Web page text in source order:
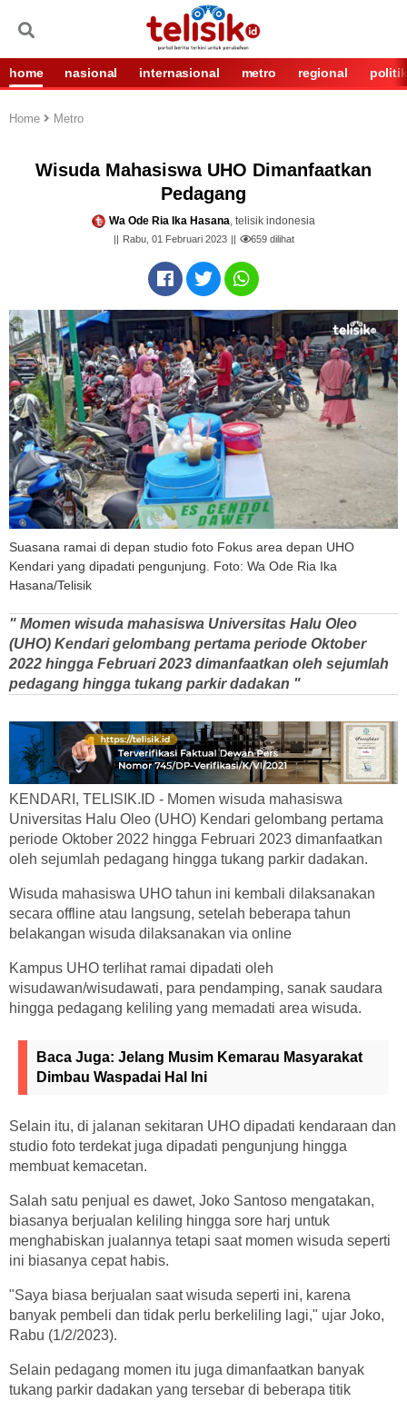
home nasional internasional metro regional politik
Home Metro
Wisuda Mahasiswa UHO Dimanfaatkan
Pedagang
Wa Ode Ria Ika Hasana, telisik indonesia
Rabu, 01 Februari 2023 659dilihat
Suasana ramai di depan studio foto Fokus area depan UHO
Kendari yang dipadati pengunjung. Foto: Wa Ode Ria Ika
Hasana/Telisik
" Momen wisuda mahasiswa Universitas Halu Oleo
(UHO) Kendari gelombang pertama periode Oktober
2022 hingga Februari 2023 dimanfaatkan oleh sejumlah
pedagang hingga tukang parkir dadakan "
KENDARI, TELISIK.ID - Momen wisuda mahasiswa
Universitas Halu Oleo (UHO) Kendari gelombang pertama
periode Oktober 2022 hingga Februari 2023 dimanfaatkan
oleh sejumlah pedagang hingga tukang parkir dadakan.
Wisuda mahasiswa UHO tahun ini kembali dilaksanakan
secara offline atau langsung, setelah beberapa tahun
belakangan wisuda dilaksanakan via online
Kampus UHO terlihat ramai dipadati oleh
wisudawan/wisudawati, para pendamping, sanak saudara
hingga pedagang keliling yang memadati area wisuda.
Baca Juga: Jelang Musim Kemarau Masyarakat
Dimbau Waspadai Hal Ini
Selain itu, di jalanan sekitaran UHO dipadati kendaraan dan
studio foto terdekat juga dipadati pengunjung hingga
membuat kemacetan.
Salah satu penjual es dawet, Joko Santoso mengatakan,
biasanya berjualan keliling hingga sore harj untuk
menghabiskan jualannya tetapi saat momen wisuda seperti
ini biasanya cepat habis.
"Saya biasa berjualan saat wisuda seperti ini, karena
banyak pembeli dan tidak perlu berkeliling lagi," ujar Joko,
Rabu (1/2/2023).
Selain pedagang momen itu juga dimanfaatkan banyak
tukang parkir dadakan yang tersebar di beberapa titik